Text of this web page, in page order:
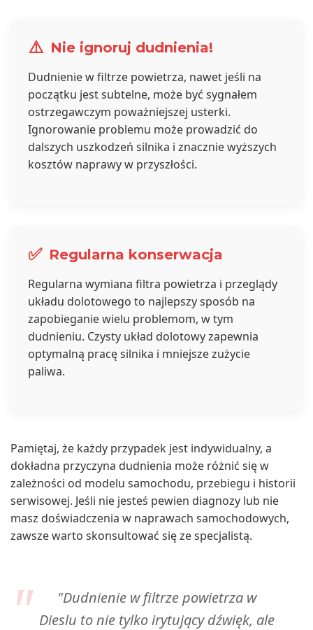
⚠️ Nie ignoruj dudnienia!
Dudnienie w filtrze powietrza, nawet jeśli na
początku jest subtelne, może być sygnałem
ostrzegawczym poważniejszej usterki.
Ignorowanie problemu może prowadzić do
dalszych uszkodzeń silnika i znacznie wyższych
kosztów naprawy w przyszłości.
✅ Regularna konserwacja
Regularna wymiana filtra powietrza i przeglądy
układu dolotowego to najlepszy sposób na
zapobieganie wielu problemom, w tym
dudnieniu. Czysty układ dolotowy zapewnia
optymalną pracę silnika i mniejsze zużycie
paliwa.
Pamiętaj, że każdy przypadek jest indywidualny, a
dokładna przyczyna dudnienia może różnić się w
zależności od modelu samochodu, przebiegu i historii
serwisowej. Jeśli nie jesteś pewien diagnozy lub nie
masz doświadczenia w naprawach samochodowych,
zawsze warto skonsultować się ze specjalistą.
"Dudnienie w filtrze powietrza w
Dieslu to nie tylko irytujący dźwięk, ale